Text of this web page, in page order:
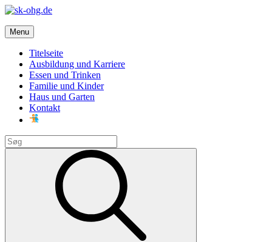
Skip
content
sk-ohg.de
Die besten Neuigkeiten
Menu
Titelseite
Ausbildung und Karriere
Essen und Trinken
Familie und Kinder
Haus und Garten
Kontakt
Search
for: